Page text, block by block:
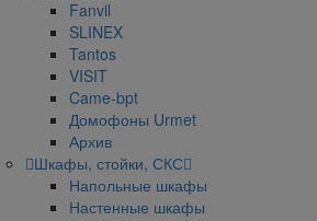
Fanvil
SLINEX
Tantos
VISIT
Came-bpt
Домофоны Urmet
Архив
Шкафы, стойки, СКС
Напольные шкафы
Настенные шкафы